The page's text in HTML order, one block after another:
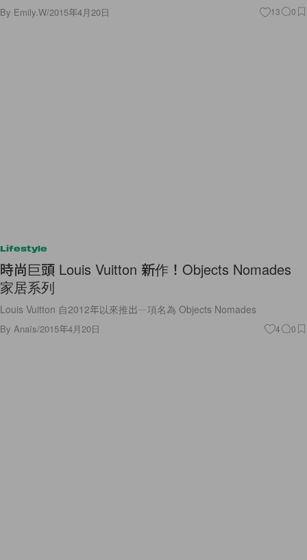
By Emily.W/2015年4月20日 13 0
Lifestyle
時尚巨頭 Louis Vuitton 新作！Objects Nomades
家居系列
Louis Vuitton 自2012年以來推出ㄧ項名為 Objects Nomades
By Anaïs/2015年4月20日 4 0